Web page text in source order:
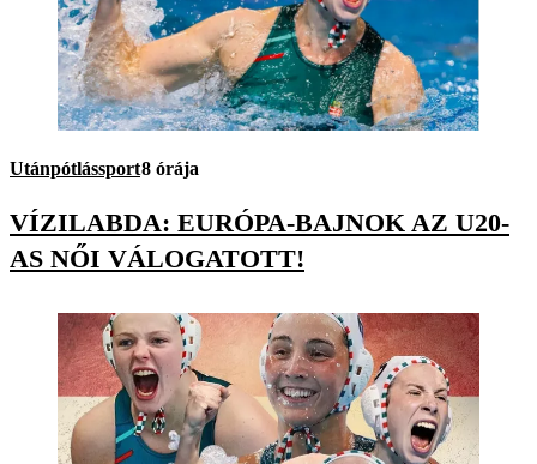
Utánpótlássport8 órája
VÍZILABDA: EURÓPA-BAJNOK AZ U20-
AS NŐI VÁLOGATOTT!